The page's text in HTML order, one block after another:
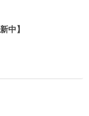
中】